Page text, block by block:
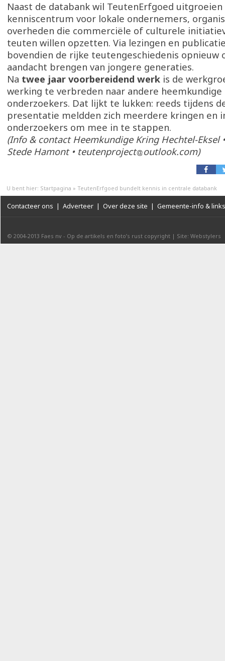
Naast de databank wil TeutenErfgoed
kenniscentrum voor lokale ondernemers,
overheden die commerciële of culturele
teuten willen opzetten. Via lezingen en
bovendien de rijke teutengeschiedenis opnieuw
aandacht brengen van jongere generaties.
Na twee jaar voorbereidend werk is de
werking te verbreden naar andere heemkundige
onderzoekers. Dat lijkt te lukken: reeds tijdens
presentatie meldden zich meerdere kringen en
onderzoekers om mee in te stappen.
(Info & contact Heemkundige Kring Hechtel-Eksel
Stede Hamont • teutenproject
outlook.com)
U bent hier: Startpagina » TeutenErfgoed bundelt kennis in centrale databank
Contacteer ons | Adverteer | Over deze site | Gemeente-info & links
© 2004-2013 Faes nv - Op de artikels en foto’s rust copyright | Site: Webstylers